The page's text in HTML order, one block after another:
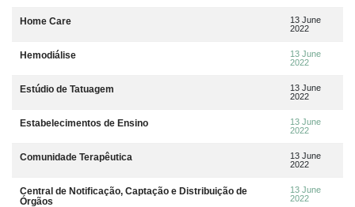
Home Care
13 June
2022
Hemodiálise
13 June
2022
Estúdio de Tatuagem
13 June
2022
Estabelecimentos de Ensino
13 June
2022
Comunidade Terapêutica
13 June
2022
Central de Notificação, Captação e Distribuição de
Órgãos
13 June
2022